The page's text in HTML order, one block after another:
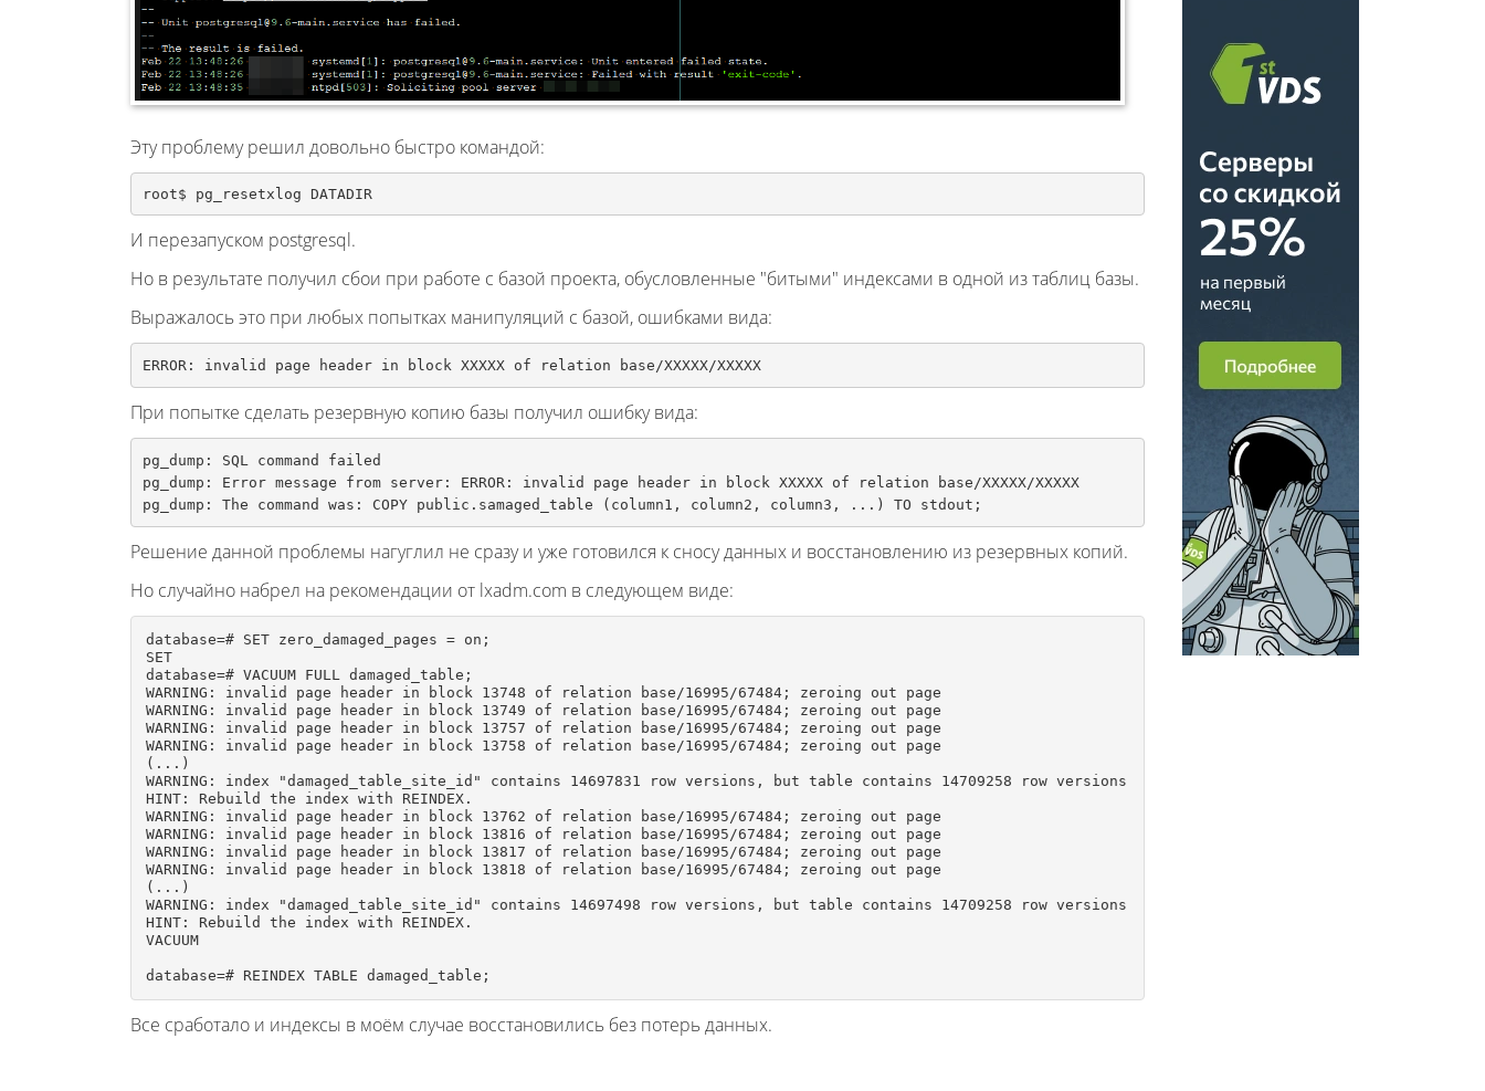
Эту проблему решил довольно быстро командой:
root$ pg_resetxlog DATADIR
И перезапуском postgresql.
Но в результате получил сбои при работе с базой проекта, обусловленные "битыми" индексами в одной из таблиц базы.
Выражалось это при любых попытках манипуляций с базой, ошибками вида:
ERROR: invalid page header in block XXXXX of relation base/XXXXX/XXXXX
При попытке сделать резервную копию базы получил ошибку вида:
pg_dump: SQL command failed
pg_dump: Error message from server: ERROR: invalid page header in block XXXXX of relation base/XXXXX/XXXXX
pg_dump: The command was: COPY public.samaged_table (column1, column2, column3, ...) TO stdout;
Решение данной проблемы нагуглил не сразу и уже готовился к сносу данных и восстановлению из резервных копий.
Но случайно набрел на рекомендации от lxadm.com в следующем виде:
database=# SET zero_damaged_pages = on;
SET
database=# VACUUM FULL damaged_table;
WARNING: invalid page header in block 13748 of relation base/16995/67484; zeroing out page
WARNING: invalid page header in block 13749 of relation base/16995/67484; zeroing out page
WARNING: invalid page header in block 13757 of relation base/16995/67484; zeroing out page
WARNING: invalid page header in block 13758 of relation base/16995/67484; zeroing out page
(...)
WARNING: index "damaged_table_site_id" contains 14697831 row versions, but table contains 14709258 row versions
HINT: Rebuild the index with REINDEX.
WARNING: invalid page header in block 13762 of relation base/16995/67484; zeroing out page
WARNING: invalid page header in block 13816 of relation base/16995/67484; zeroing out page
WARNING: invalid page header in block 13817 of relation base/16995/67484; zeroing out page
WARNING: invalid page header in block 13818 of relation base/16995/67484; zeroing out page
(...)
WARNING: index "damaged_table_site_id" contains 14697498 row versions, but table contains 14709258 row versions
HINT: Rebuild the index with REINDEX.
VACUUM
database=# REINDEX TABLE damaged_table;
Все сработало и индексы в моём случае восстановились без потерь данных.